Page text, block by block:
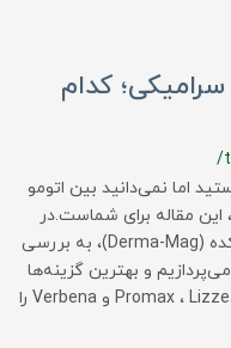
کدام
/
اما نمی‌دانید بین اتومو
این مقاله برای شماست.در
این مطلب از مجله زیبایی و سلامت درماکده (Derma-Mag)، به بررسی
و بهترین گزینه‌ها
از برندهای Promax ، Lizze، Komex، Ronas، Promaron و Verbena را